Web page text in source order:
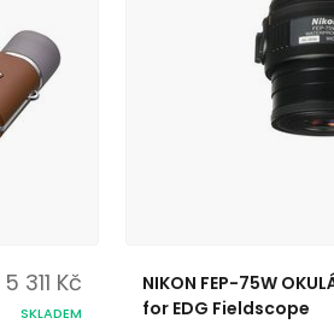
5 311 Kč
SKLADEM
NIKON FEP-75W
for EDG Fieldscope